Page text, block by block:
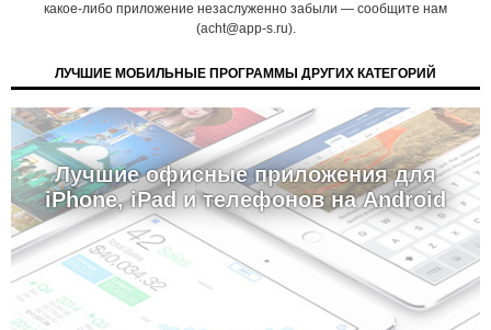
какое-либо приложение незаслуженно забыли — сообщите нам
(acht@app-s.ru).
ЛУЧШИЕ МОБИЛЬНЫЕ ПРОГРАММЫ ДРУГИХ КАТЕГОРИЙ
Лучшие офисные приложения для
iPhone, iPad и телефонов на Android